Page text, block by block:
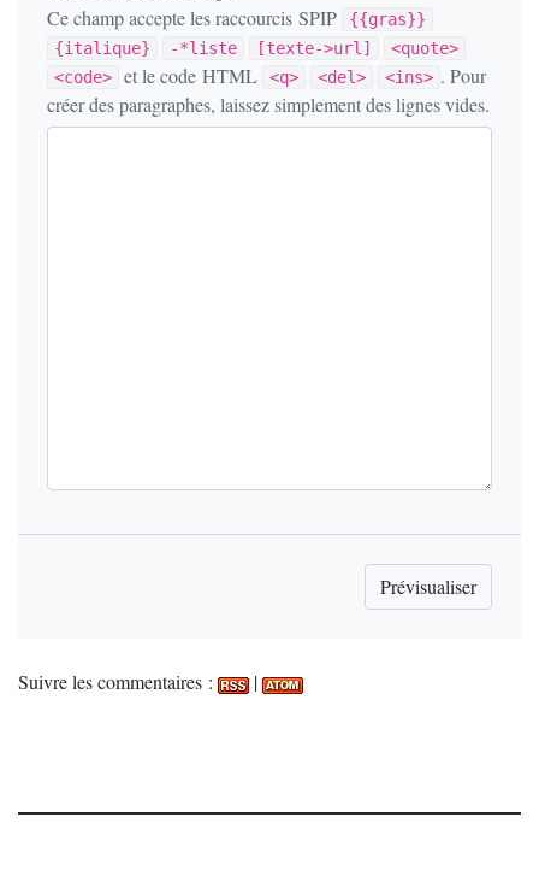
Ce champ accepte les raccourcis SPIP
{{gras}}
{italique}
-*liste [texte->url]
<quote>
<code>
et le code HTML <q> <del> <ins> . Pour
créer des paragraphes, laissez simplement des lignes vides.
Suivre les commentaires : |